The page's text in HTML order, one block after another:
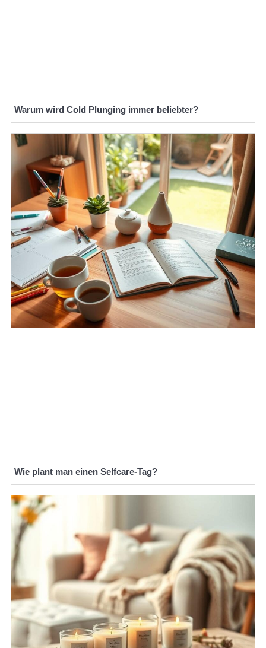
Warum wird Cold Plunging immer beliebter?
Wie plant man einen Selfcare-Tag?